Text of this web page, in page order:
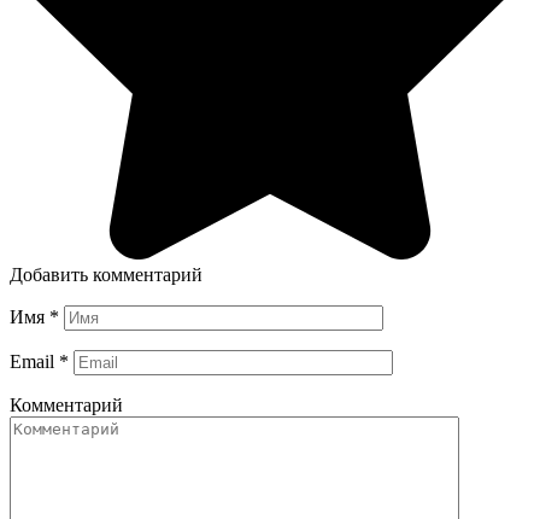
Добавить комментарий
Имя *
Email *
Комментарий